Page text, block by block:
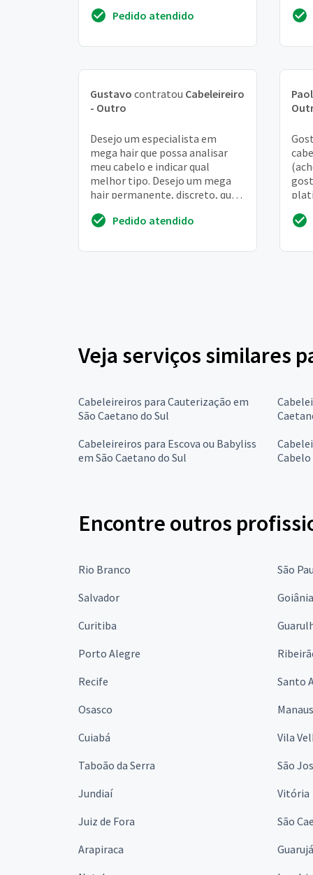
Pedido atendido
Gustavo contratou Cabeleireiro
- Outro
Desejo um especialista em
mega hair que possa analisar
meu cabelo e indicar qual
melhor tipo. Desejo um mega
hair permanente, discreto, que
Desejo até altura do...
Pedido atendido
Veja serviços similares
Cabeleireiros para Cauterização em
São Caetano do Sul
Cabeleireiros para Escova ou Babyliss
em São Caetano do Sul
Cabelo
Encontre outros
Rio Branco São
Salvador
Goiânia
Curitiba
Porto Alegre
Recife
Santo
Osasco
Manaus
Cuiabá
Vila
Taboão da Serra
São
Jundiaí
Vitória
Juiz de Fora
São
Arapiraca
Guarujá